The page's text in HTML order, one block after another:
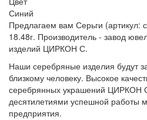
Синий
Предлагаем вам Серьги (артикул:
18.48г. Производитель - завод
изделий ЦИРКОН С.
Наши серебряные изделия будут
близкому человеку. Высокое
серебрянных украшений ЦИРКОН
десятилетиями успешной работы
предприятия.